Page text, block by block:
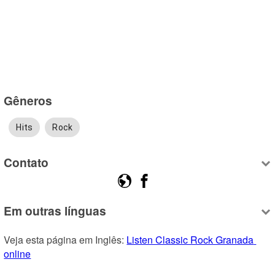
Gêneros
Hits Rock
Contato
Em outras línguas
Veja esta página em Inglês: Listen Classic Rock Granada
online